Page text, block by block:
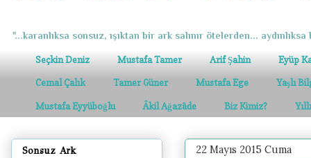
"...karanlıksa sonsuz, ışıktan bir ark salınır ötelerden... aydınlıksa
Seçkin Deniz Mustafa Tamer Arif Şahin Eyüp
Cemal Çalık Tamer Güner Mustafa Ege Yaşlı
Mustafa Eyyüboğlu Âkil Ağazâde Biz Kimiz?
22 Mayıs 2015 Cuma
Sonsuz Ark